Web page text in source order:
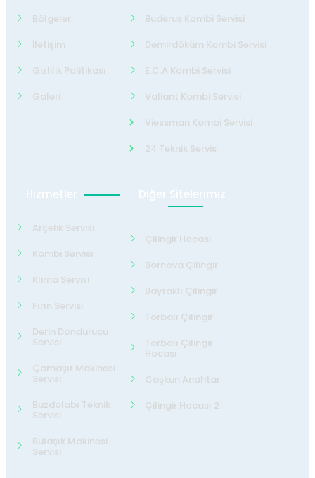
Bölgeler
İletişim
Gizlilik Politikası
Galeri
Buderus Kombi Servisi
Demirdöküm Kombi Servisi
E.C.A Kombi Servisi
Valiant Kombi Servisi
Viessman Kombi Servisi
24 Teknik Servis
Hizmetler
Arçelik Servisi
Kombi Servisi
Klima Servisi
Fırın Servisi
Derin Dondurucu
Servisi
Çamaşır Makinesi
Servisi
Buzdolabı Teknik
Servisi
Bulaşık Makinesi
Servisi
Diğer Sitelerimiz
Çilingir Hocası
Bornova Çilingir
Bayraklı Çilingir
Torbalı Çilingir
Torbalı Çilingir
Hocası
Coşkun Anahtar
Çilingir Hocası 2